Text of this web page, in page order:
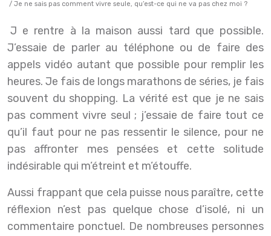
/ Je ne sais pas comment vivre seule, qu’est-ce qui ne va pas chez moi ?
Je rentre à la maison aussi tard que possible.
J’essaie de parler au téléphone ou de faire des
appels vidéo autant que possible pour remplir les
heures. Je fais de longs marathons de séries, je fais
souvent du shopping. La vérité est que je ne sais
pas comment vivre seul ; j’essaie de faire tout ce
qu’il faut pour ne pas ressentir le silence, pour ne
pas affronter mes pensées et cette solitude
indésirable qui m’étreint et m’étouffe.
Aussi frappant que cela puisse nous paraître, cette
réflexion n’est pas quelque chose d’isolé, ni un
commentaire ponctuel. De nombreuses personnes